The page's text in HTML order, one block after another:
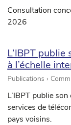
Consultation
2026
L’IBPT
à l’échelle
Publications ›
L’IBPT publie
services de
pays voisins.